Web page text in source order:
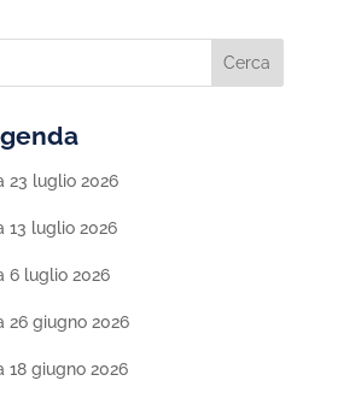
23 luglio 2026
13 luglio 2026
6 luglio 2026
26 giugno 2026
18 giugno 2026